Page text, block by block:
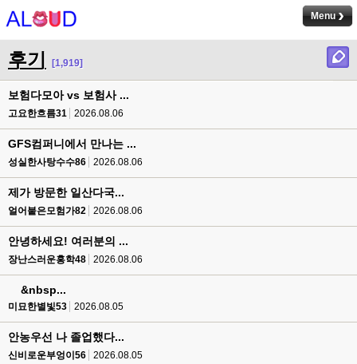
Menu
후기 [1,919]
보험다모아 vs 보험사 ...
고요한흐름31 2026.08.06
GFS컴퍼니에서 만나는 ...
성실한사탕수수86 2026.08.06
제가 방문한 일산다국...
얼어붙은모험가82 2026.08.06
안녕하세요! 여러분의 ...
장난스러운홍학48 2026.08.06
&nbsp...
미묘한별빛53 2026.08.05
안농​우선 나 졸업했다...
신비로운부엉이56 2026.08.05